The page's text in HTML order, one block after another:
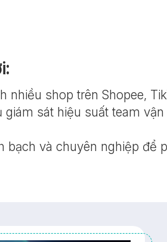
nhiều shop trên Shopee,
sát hiệu suất team vận
bạch và chuyên nghiệp để